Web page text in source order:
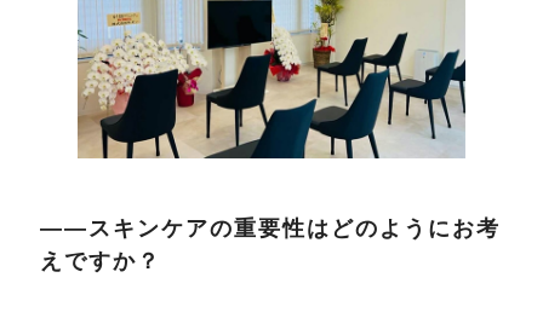
――スキンケアの重要性はどのようにお考
えですか？